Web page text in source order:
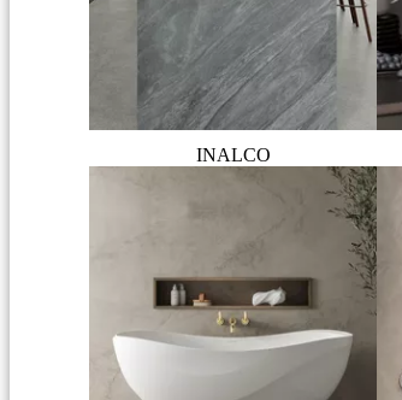
INALCO